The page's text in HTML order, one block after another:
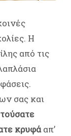
Η
από τις
σας και
κρυφάαπ’